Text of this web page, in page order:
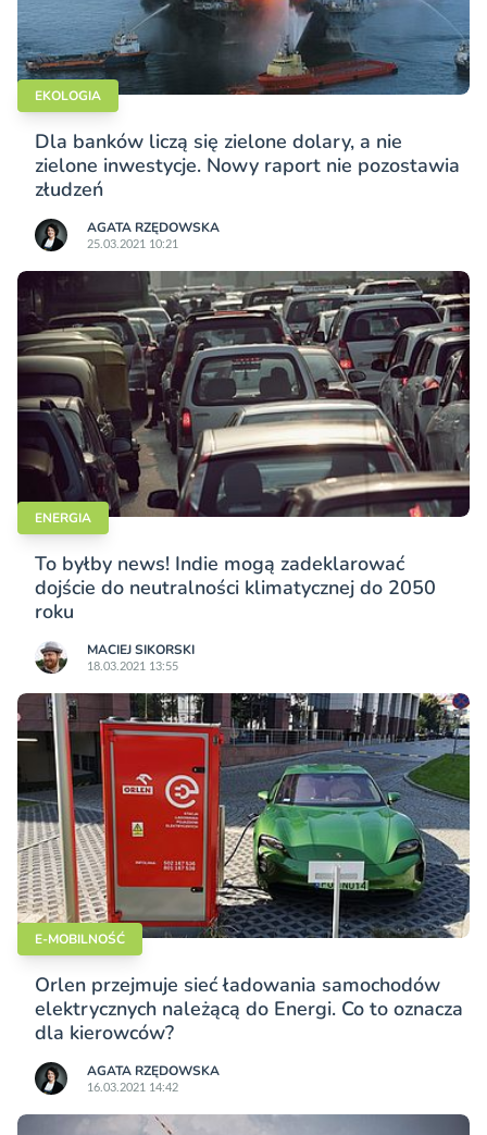
EKOLOGIA
Dla banków liczą się zielone dolary, a nie
zielone inwestycje. Nowy raport nie pozostawia
złudzeń
AGATA RZĘDOWSKA
25.03.2021 10:21
ENERGIA
To byłby news! Indie mogą zadeklarować
dojście do neutralności klimatycznej do 2050
roku
MACIEJ SIKORSKI
18.03.2021 13:55
E-MOBILNOŚĆ
Orlen przejmuje sieć ładowania samochodów
elektrycznych należącą do Energi. Co to oznacza
dla kierowców?
AGATA RZĘDOWSKA
16.03.2021 14:42